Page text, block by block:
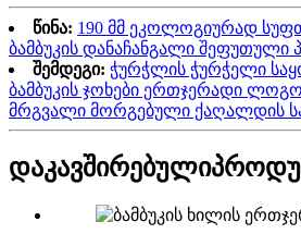
წინა: 190 მმ ეკოლოგიურად
ბამბუკის დანაჩანგალი შეფუთული
შემდეგი: ჭურჭლის ჭურჭელი
ბამბუკის ჯოხები ერთჯერადი
მრგვალი მორგებული ქაღალდის
დაკავშირებული